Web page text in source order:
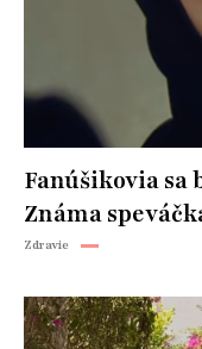
Fanúšikovia sa
Známa
Zdravie